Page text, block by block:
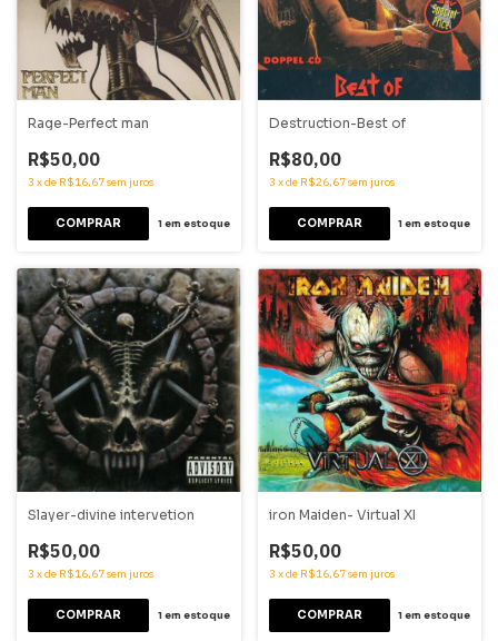
Rage-Perfect man
R$50,00
3 xde R$16,67sem juros
1em estoque
Destruction-Best of
R$80,00
3 xde R$26,67sem juros
1em estoque
Slayer-divine intervetion
R$50,00
3 xde R$16,67sem juros
1em estoque
iron Maiden- Virtual XI
R$50,00
3 xde R$16,67sem juros
1em estoque